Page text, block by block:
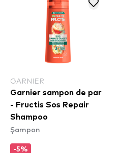
GARNIER
Garnier sampon de par
- Fructis Sos Repair
Shampoo
Șampon
-5%